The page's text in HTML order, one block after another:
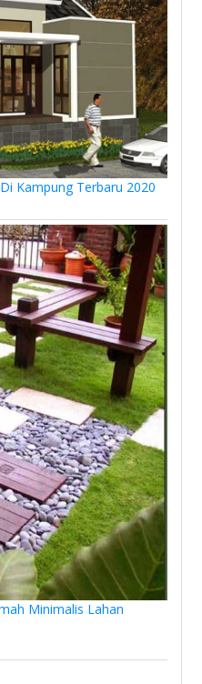
Kampung Terbaru 2020
Minimalis Lahan